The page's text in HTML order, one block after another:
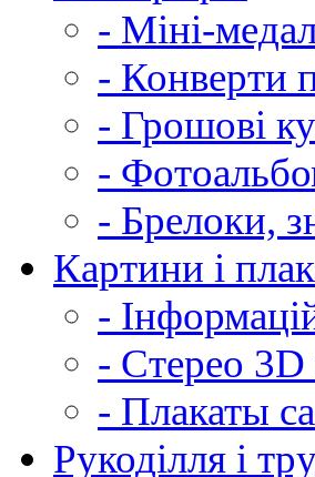
- Міні-
- Конверти
- Грошові
-
- Брелоки,
Картини і
-
- Стерео
- Плакаты
Рукоділля і